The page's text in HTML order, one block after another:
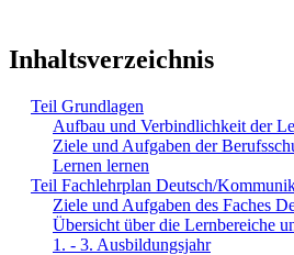
Inhaltsverzeichnis
Teil Grundlagen
Aufbau und Verbindlichkeit der
Ziele und Aufgaben der
Lernen lernen
Teil Fachlehrplan Deutsch/
Ziele und Aufgaben des Faches
Übersicht über die Lernbereiche
1. - 3. Ausbildungsjahr